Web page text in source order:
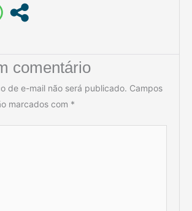
comentário
de e-mail não será publicado. Campos
marcados com *